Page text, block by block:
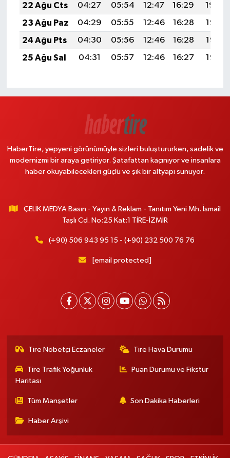
22 Ağu Cts
04:27 05:54 12:47 16:29
19:29
23 Ağu Paz
04:29 05:55 12:46 16:28
19:28
24 Ağu Pts
04:30 05:56 12:46 16:28
19:27
25 Ağu Sal
04:31 05:57 12:46 16:27 19:25
HaberTire, yepyeni görünümüyle sizleri buluştururken, sadelik ve
modernizmi bir araya getiriyor. Şatafattan kaçınıyor ve insanlara
haber okuyabilecekleri güçlü ve şık bir altyapı sunuyor.
ÇELİK MEDYA Basın - Yayın & Reklam - Tanıtım Yeni Mh. İsmail
Taşlı Cd. No:25 Kat:1 TİRE-İZMİR
(+90) 506 943 95 15 - (+90) 232 500 76 76
[email protected]
Tire Nöbetçi Eczaneler Tire Hava Durumu
Tire Trafik Yoğunluk
Haritası
Puan Durumu ve Fikstür
Tüm Manşetler Son Dakika Haberleri
Haber Arşivi